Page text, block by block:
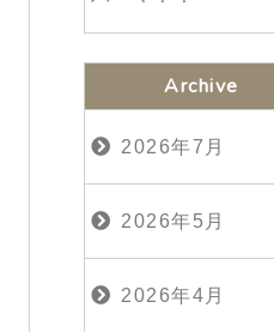
Archive
2026年7月
2026年5月
2026年4月